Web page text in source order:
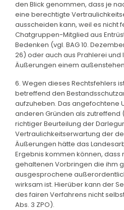
den Blick genommen, dass je
eine berechtigte
ausscheiden kann, weil es nicht
Chatgruppen-Mitglied aus
Bedenken (vgl. BAG 10.
26) oder auch aus Prahlerei
Äußerungen einem
6. Wegen dieses Rechtsfehlers
betreffend den
aufzuheben. Das angefochtene
anderen Gründen als zutreffend
richtiger Beurteilung der
Vertraulichkeitserwartung der
Äußerungen hätte das
Ergebnis kommen können, dass
gehaltenen Vorbringen die ihm
ausgesprochene
wirksam ist. Hierüber kann der
des fairen Verfahrens nicht
Abs. 3 ZPO).